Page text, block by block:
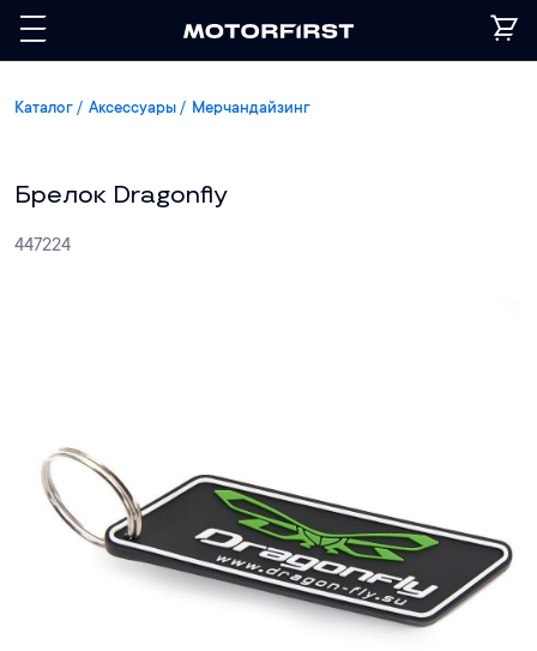
Каталог Аксессуары Мерчандайзинг
Брелок Dragonfly
447224